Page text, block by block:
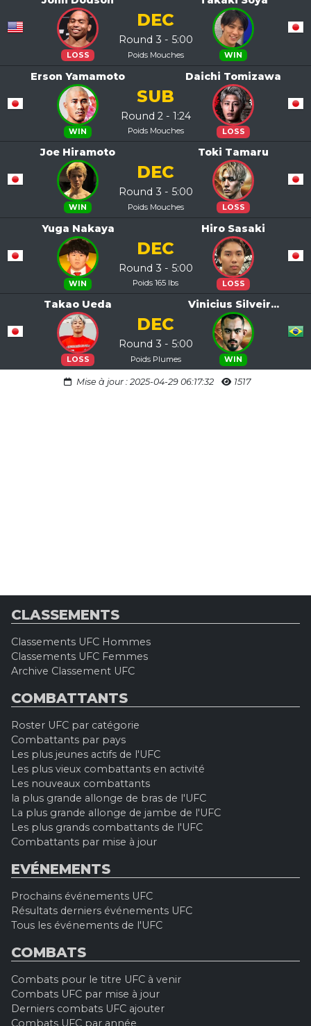
LOSS WIN
DEC
Round 3 - 5:00
Poids Mouches
Erson Yamamoto
WIN
Daichi Tomizawa
LOSS
SUB
Round 2 - 1:24
Poids Mouches
Joe Hiramoto
WIN
Toki Tamaru
LOSS
DEC
Round 3 - 5:00
Poids Mouches
Yuga Nakaya
WIN
Hiro Sasaki
LOSS
DEC
Round 3 - 5:00
Poids 165 lbs
Takao Ueda
LOSS
Vinicius Silveir...
WIN
DEC
Round 3 - 5:00
Poids Plumes
Mise à jour : 2025-04-29 06:17:32 1517
CLASSEMENTS
Classements UFC Hommes
Classements UFC Femmes
Archive Classement UFC
COMBATTANTS
Roster UFC par catégorie
Combattants par pays
Les plus jeunes actifs de l'UFC
Les plus vieux combattants en activité
Les nouveaux combattants
la plus grande allonge de bras de l'UFC
La plus grande allonge de jambe de l'UFC
Les plus grands combattants de l'UFC
Combattants par mise à jour
EVÉNEMENTS
Prochains événements UFC
Résultats derniers événements UFC
Tous les événements de l'UFC
COMBATS
Combats pour le titre UFC à venir
Combats UFC par mise à jour
Derniers combats UFC ajouter
Combats UFC par année